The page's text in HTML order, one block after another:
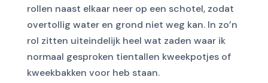
rollen naast elkaar neer op een schotel, zodat
overtollig water en grond niet weg kan. In zo’n
rol zitten uiteindelijk heel wat zaden waar ik
normaal gesproken tientallen kweekpotjes of
kweekbakken voor heb staan.